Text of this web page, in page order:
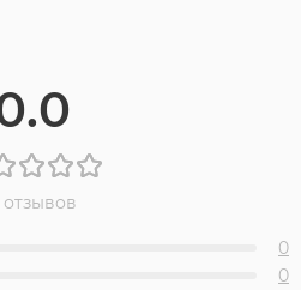
отзывов
0
0